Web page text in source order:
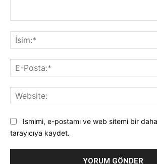
Ismimi, e-postamı ve web sitemi bir
tarayıcıya kaydet.